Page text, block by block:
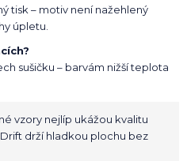
tisk – motiv není nažehlený
úpletu.
sušičku – barvám nižší teplota
vzory nejlíp ukážou kvalitu
drží hladkou plochu bez